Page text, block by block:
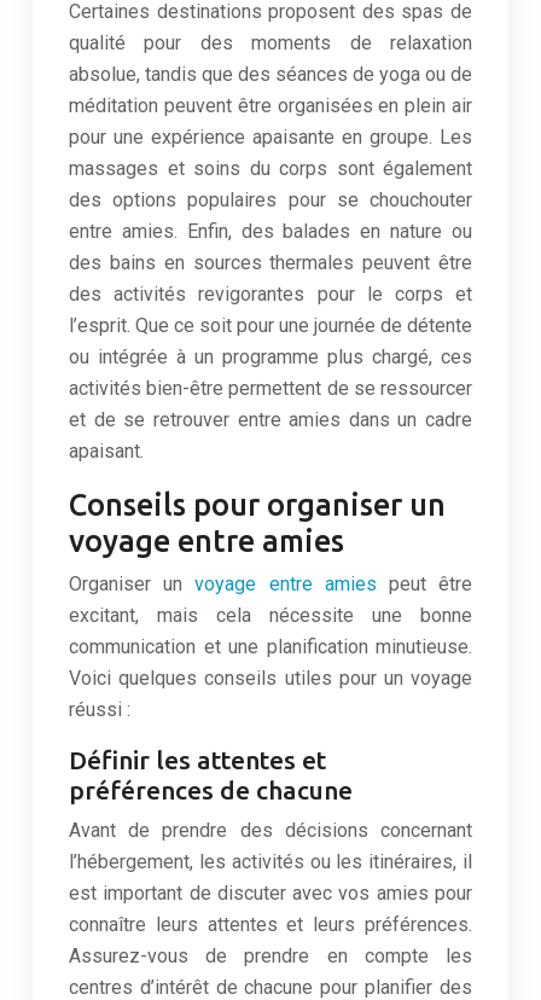
Certaines destinations proposent des spas de
qualité pour des moments de relaxation
absolue, tandis que des séances de yoga ou de
méditation peuvent être organisées en plein air
pour une expérience apaisante en groupe. Les
massages et soins du corps sont également
des options populaires pour se chouchouter
entre amies. Enfin, des balades en nature ou
des bains en sources thermales peuvent être
des activités revigorantes pour le corps et
l’esprit. Que ce soit pour une journée de détente
ou intégrée à un programme plus chargé, ces
activités bien-être permettent de se ressourcer
et de se retrouver entre amies dans un cadre
apaisant.
Conseils pour organiser un
voyage entre amies
Organiser unvoyage entre amies peut être
excitant, mais cela nécessite une bonne
communication et une planification minutieuse.
Voici quelques conseils utiles pour un voyage
réussi :
Définir les attentes et
préférences de chacune
Avant de prendre des décisions concernant
l’hébergement, les activités ou les itinéraires, il
est important de discuter avec vos amies pour
connaître leurs attentes et leurs préférences.
Assurez-vous de prendre en compte les
centres d’intérêt de chacune pour planifier des